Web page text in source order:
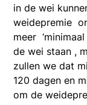
in de wei
weidepremie
meer
de wei staan ,
zullen we dat
120 dagen en
om de